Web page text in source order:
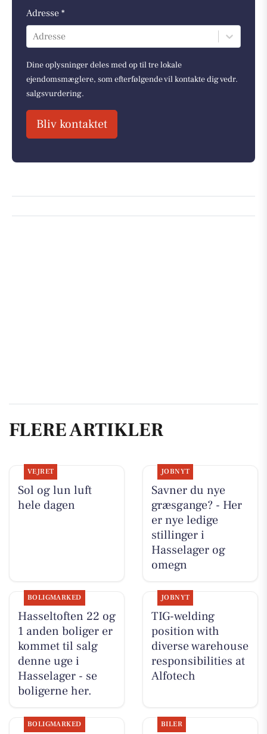
Adresse *
Adresse
Dine oplysninger deles med op til tre lokale
ejendomsmæglere, som efterfølgende vil kontakte dig vedr.
salgsvurdering.
Bliv kontaktet
FLERE ARTIKLER
VEJRET
Sol og lun luft
hele dagen
JOBNYT
Savner du nye
græsgange? - Her
er nye ledige
stillinger i
Hasselager og
omegn
BOLIGMARKED
Hasseltoften 22 og
1 anden boliger er
kommet til salg
denne uge i
Hasselager - se
boligerne her.
JOBNYT
TIG-welding
position with
diverse warehouse
responsibilities at
Alfotech
BOLIGMARKED BILER